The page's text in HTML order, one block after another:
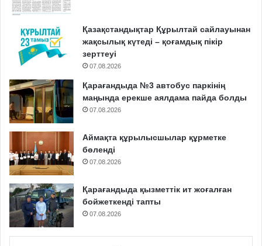
Қазақстандықтар Құрылтай сайлауынан
жақсылық күтеді – қоғамдық пікір
зерттеуі
07.08.2026
Қарағандыда №3 автобус паркінің
маңында ерекше аялдама пайда болды
07.08.2026
Аймақта құрылысшылар құрметке
бөленді
07.08.2026
Қарағандыда қызметтік ит жоғалған
бойжеткенді тапты
07.08.2026